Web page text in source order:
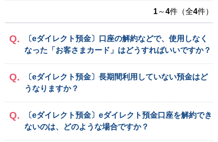
1～4件（全4件）
〔eダイレクト預金〕口座の解約などで、使用しなく
なった「お客さまカード」はどうすればいいですか？
〔eダイレクト預金〕長期間利用していない預金はど
うなりますか？
〔eダイレクト預金〕eダイレクト預金口座を解約でき
ないのは、どのような場合ですか？